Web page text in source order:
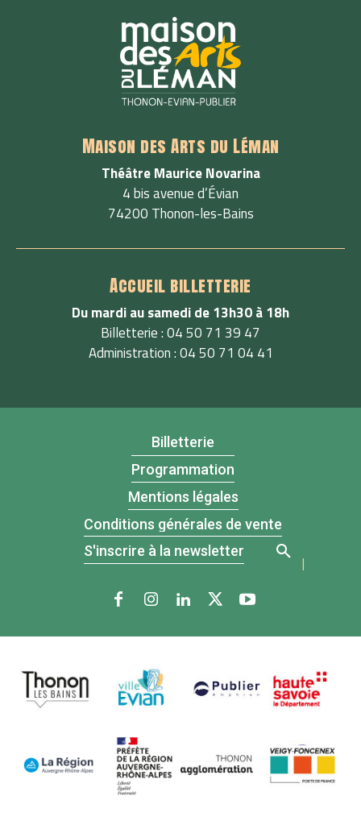
Maison des Arts du Léman
Théâtre Maurice Novarina
4 bis avenue d’Évian
74200 Thonon-les-Bains
Accueil billetterie
Du mardi au samedi de 13h30 à 18h
Billetterie : 04 50 71 39 47
Administration : 04 50 71 04 41
Billetterie
Programmation
Mentions légales
Conditions générales de vente
S'inscrire à la newsletter
|